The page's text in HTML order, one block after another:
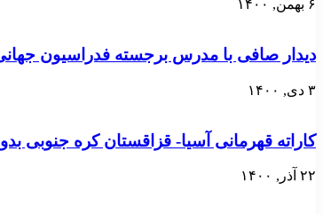
۶ بهمن, ۱۴۰۰
دیدار صافی با مدرس برجسته فدراسیون جهانی
۳ دی, ۱۴۰۰
کاراته قهرمانی آسیا- قزاقستان کره جنوبی
۲۲ آذر, ۱۴۰۰